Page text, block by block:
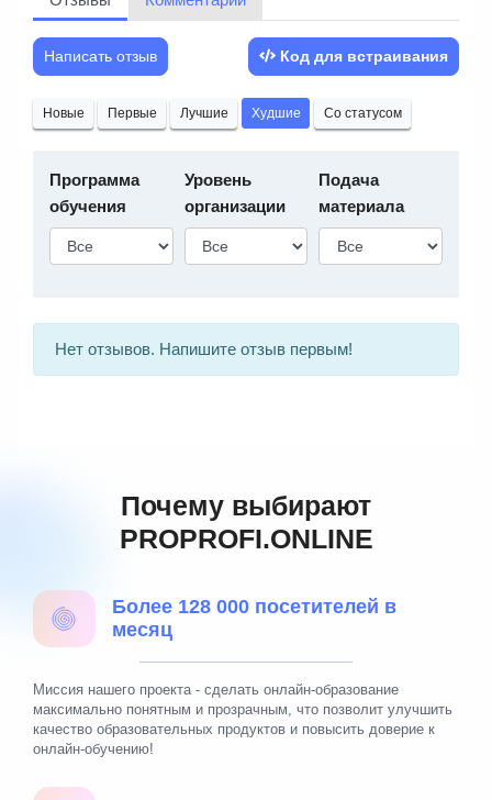
Написать отзыв Код для встраивания
Новые Первые Лучшие Худшие Со статусом
Программа
обучения
Уровень
организации
Подача
материала
Нет отзывов. Напишите отзыв первым!
Почему выбирают
PROPROFI.ONLINE
Более 128 000 посетителей в
месяц
Миссия нашего проекта - сделать онлайн-образование
максимально понятным и прозрачным, что позволит улучшить
качество образовательных продуктов и повысить доверие к
онлайн-обучению!